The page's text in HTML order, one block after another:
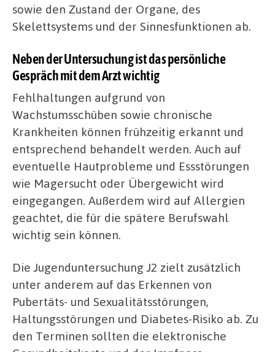
sowie den Zustand der Organe, des
Skelettsystems und der Sinnesfunktionen ab.
Neben der Untersuchung ist das persönliche
Gespräch mit dem Arzt wichtig
Fehlhaltungen aufgrund von
Wachstumsschüben sowie chronische
Krankheiten können frühzeitig erkannt und
entsprechend behandelt werden. Auch auf
eventuelle Hautprobleme und Essstörungen
wie Magersucht oder Übergewicht wird
eingegangen. Außerdem wird auf Allergien
geachtet, die für die spätere Berufswahl
wichtig sein können.
Die Jugenduntersuchung J2 zielt zusätzlich
unter anderem auf das Erkennen von
Pubertäts- und Sexualitätsstörungen,
Haltungsstörungen und Diabetes-Risiko ab. Zu
den Terminen sollten die elektronische